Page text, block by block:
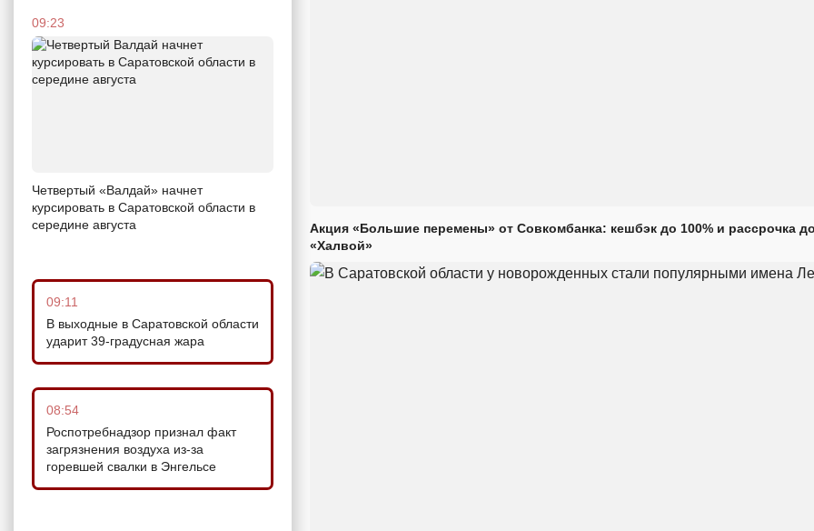
09:23
Четвертый «Валдай» начнет
курсировать в Саратовской области в
середине августа
09:11
В выходные в Саратовской области
ударит 39-градусная жара
08:54
Роспотребнадзор признал факт
загрязнения воздуха из-за
горевшей свалки в Энгельсе
Акция «Большие перемены» от Совкомбанка: кешбэк до 100% и рассрочка
«Халвой»